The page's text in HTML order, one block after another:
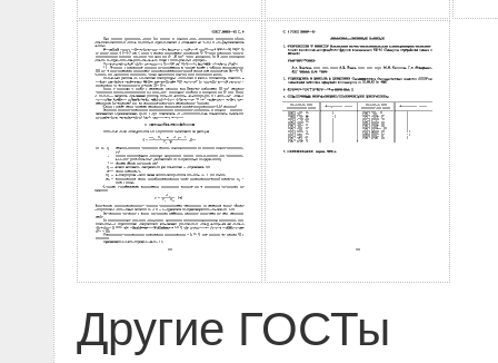
Другие ГОСТы